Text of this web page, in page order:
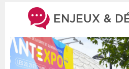
ENJEUX &